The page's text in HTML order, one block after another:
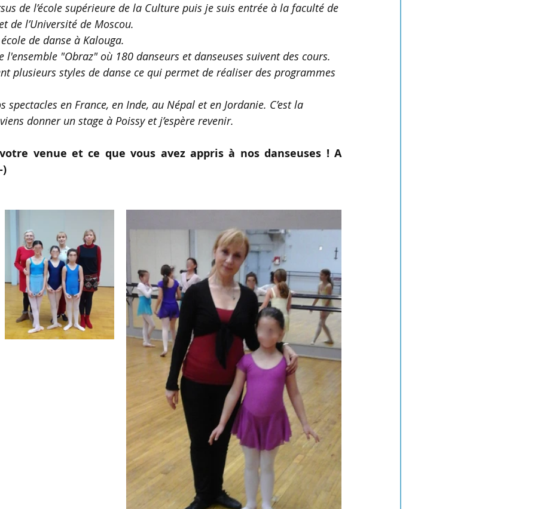
de l’école supérieure de la Culture puis je suis entrée à la faculté de
de l’Université de Moscou.
de danse à Kalouga.
l'ensemble "Obraz" où 180 danseurs et danseuses suivent des cours.
plusieurs styles de danse ce qui permet de réaliser des programmes
spectacles en France, en Inde, au Népal et en Jordanie. C’est la
donner un stage à Poissy et j’espère revenir.
venue et ce que vous avez appris à nos danseuses ! A
)